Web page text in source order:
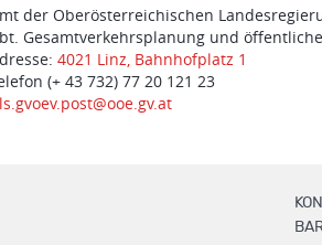
der Oberösterreichischen
Gesamtverkehrsplanung und
4021 Linz, Bahnhofplatz 1
(+ 43 732) 77 20 121 23